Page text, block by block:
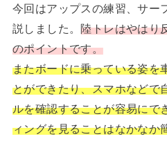
今回はアップスの練習、サー
説しました。 陸トレはやはり
のポイントです。
またボードに乗っている姿を
とができたり、スマホなどで
ルを確認することが容易にで
ィングを見ることはなかなか